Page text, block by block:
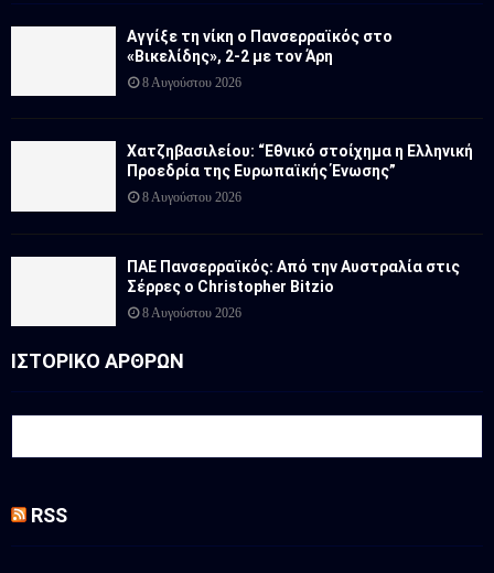
Αγγίξε τη νίκη ο Πανσερραϊκός στο
«Βικελίδης», 2-2 με τον Άρη
8 Αυγούστου 2026
Χατζηβασιλείου: “Εθνικό στοίχημα η Ελληνική
Προεδρία της Ευρωπαϊκής Ένωσης”
8 Αυγούστου 2026
ΠΑΕ Πανσερραϊκός: Από την Αυστραλία στις
Σέρρες ο Christopher Bitzio
8 Αυγούστου 2026
ΙΣΤΟΡΙΚΟ ΑΡΘΡΩΝ
RSS